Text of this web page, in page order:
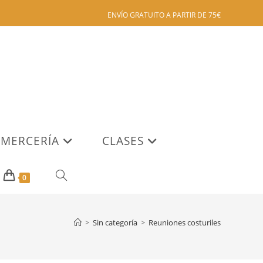
ENVÍO GRATUITO A PARTIR DE 75€
MERCERÍA CLASES
0 ALTERNAR
> Sin categoría > Reuniones costuriles